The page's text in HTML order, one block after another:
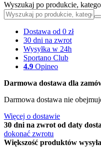
Wyszukaj po produkcie,
Dostawa od 0 zł
30 dni na zwrot
Wysyłka w 24h
Sportano Club
4.9 Opineo
Darmowa dostawa dla
Darmowa dostawa nie
Więcej o dostawie
30 dni na zwrot od daty
dokonać zwrotu
Większość produktów